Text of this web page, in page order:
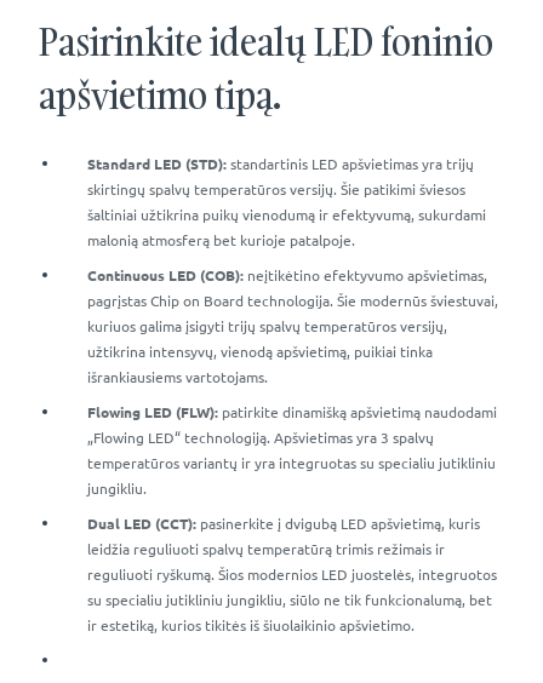
Pasirinkite idealų LED foninio
apšvietimo tipą.
Standard LED (STD): standartinis LED apšvietimas yra trijų
skirtingų spalvų temperatūros versijų. Šie patikimi šviesos
šaltiniai užtikrina puikų vienodumą ir efektyvumą, sukurdami
malonią atmosferą bet kurioje patalpoje.
Continuous LED (COB): neįtikėtino efektyvumo apšvietimas,
pagrįstas Chip on Board technologija. Šie modernūs šviestuvai,
kuriuos galima įsigyti trijų spalvų temperatūros versijų,
užtikrina intensyvų, vienodą apšvietimą, puikiai tinka
išrankiausiems vartotojams.
Flowing LED (FLW): patirkite dinamišką apšvietimą naudodami
„Flowing LED“ technologiją. Apšvietimas yra 3 spalvų
temperatūros variantų ir yra integruotas su specialiu jutikliniu
jungikliu.
Dual LED (CCT): pasinerkite į dvigubą LED apšvietimą, kuris
leidžia reguliuoti spalvų temperatūrą trimis režimais ir
reguliuoti ryškumą. Šios modernios LED juostelės, integruotos
su specialiu jutikliniu jungikliu, siūlo ne tik funkcionalumą, bet
ir estetiką, kurios tikitės iš šiuolaikinio apšvietimo.